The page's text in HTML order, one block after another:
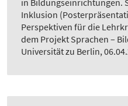
in Bildungseinrichtungen.
Inklusion
Perspektiven für die
dem Projekt Sprachen –
Universität zu Berlin,